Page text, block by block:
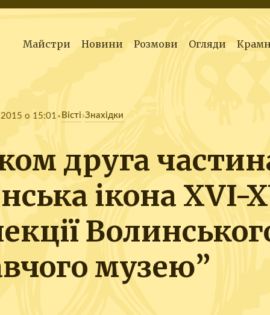
Майстри Новини Розмови Огляди
о 15:01 Вісті Знахідки
друга
ікона XVI-
музею”